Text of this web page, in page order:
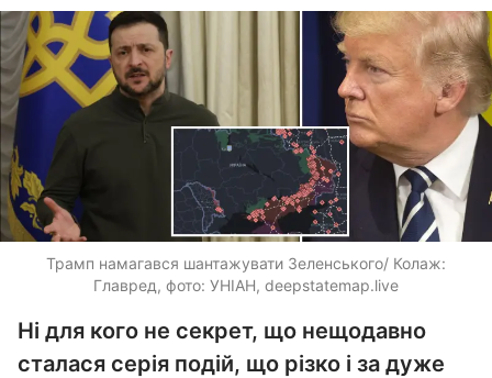
Трамп намагався шантажувати Зеленського/ Колаж:
Главред, фото: УНІАН, deepstatemap.live
Ні для кого не секрет, що нещодавно
сталася серія подій, що різко і за дуже